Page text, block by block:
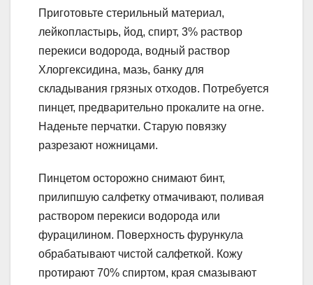
Приготовьте стерильный материал,
лейкопластырь, йод, спирт, 3% раствор
перекиси водорода, водный раствор
Хлоргексидина, мазь, банку для
складывания грязных отходов. Потребуется
пинцет, предварительно прокалите на огне.
Наденьте перчатки. Старую повязку
разрезают ножницами.
Пинцетом осторожно снимают бинт,
прилипшую салфетку отмачивают, поливая
раствором перекиси водорода или
фурацилином. Поверхность фурункула
обрабатывают чистой салфеткой. Кожу
протирают 70% спиртом, края смазывают